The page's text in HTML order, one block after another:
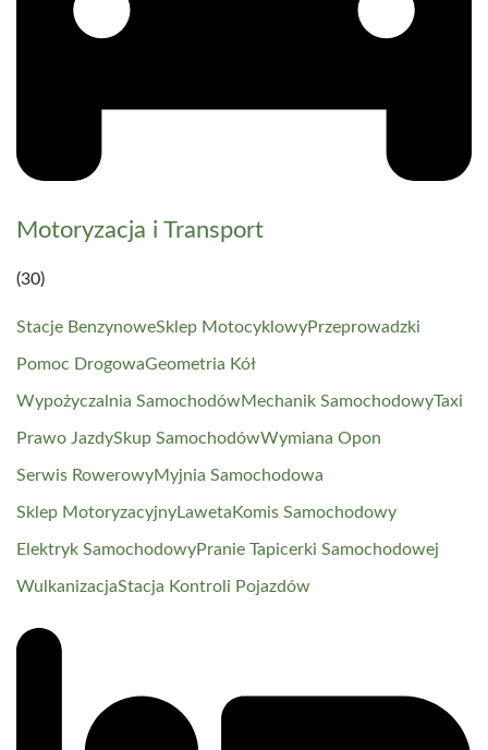
Motoryzacja i Transport
(30)
Stacje BenzynoweSklep MotocyklowyPrzeprowadzki
Pomoc DrogowaGeometria Kół
Wypożyczalnia SamochodówMechanik SamochodowyTaxi
Prawo JazdySkup SamochodówWymiana Opon
Serwis RowerowyMyjnia Samochodowa
Sklep MotoryzacyjnyLaweta Komis Samochodowy
Elektryk SamochodowyPranie Tapicerki Samochodowej
WulkanizacjaStacja Kontroli Pojazdów